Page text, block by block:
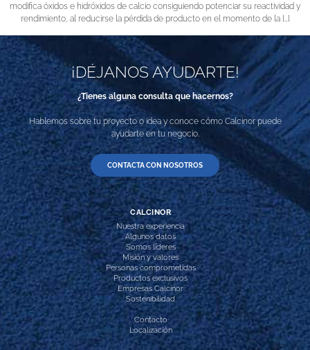
modifica óxidos e hidróxidos de calcio consiguiendo potenciar su reactividad y
rendimiento, al reducirse la pérdida de producto en el momento de la […]
¡DÉJANOS AYUDARTE!
¿Tienes alguna consulta que hacernos?
Hablemos sobre tu proyecto o idea y conoce cómo Calcinor puede
ayudarte en tu negocio.
CONTACTA CON NOSOTROS
CALCINOR
Nuestra experiencia
Algunos datos
Somos líderes
Misión y valores
Personas comprometidas
Productos exclusivos
Empresas Calcinor
Sostenibilidad
Contacto
Localización